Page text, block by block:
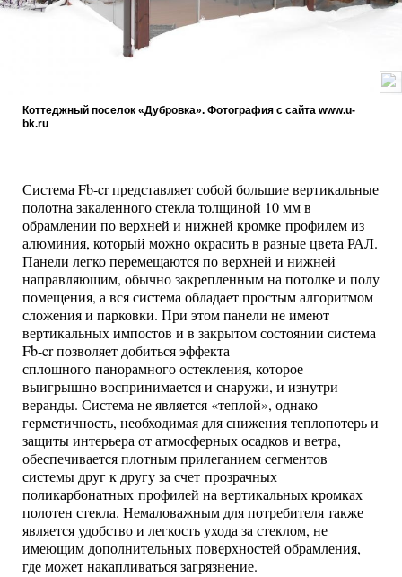
Коттеджный поселок «Дубровка». Фотография с сайта www.u-
bk.ru
Система Fb-cr представляет собой большие вертикальные
полотна закаленного стекла толщиной 10 мм в
обрамлении по верхней и нижней кромке профилем из
алюминия, который можно окрасить в разные цвета РАЛ.
Панели легко перемещаются по верхней и нижней
направляющим, обычно закрепленным на потолке и полу
помещения, а вся система обладает простым алгоритмом
сложения и парковки. При этом панели не имеют
вертикальных импостов и в закрытом состоянии система
Fb-cr позволяет добиться эффекта
сплошного панорамного остекления, которое
выигрышно воспринимается и снаружи, и изнутри
веранды. Система не является «теплой», однако
герметичность, необходимая для снижения теплопотерь и
защиты интерьера от атмосферных осадков и ветра,
обеспечивается плотным прилеганием сегментов
системы друг к другу за счет прозрачных
поликарбонатных профилей на вертикальных кромках
полотен стекла. Немаловажным для потребителя также
является удобство и легкость ухода за стеклом, не
имеющим дополнительных поверхностей обрамления,
где может накапливаться загрязнение.